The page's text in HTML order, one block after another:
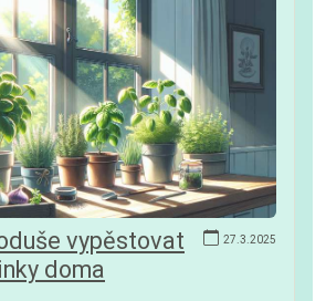
27.3.2025
vypěstovat
doma